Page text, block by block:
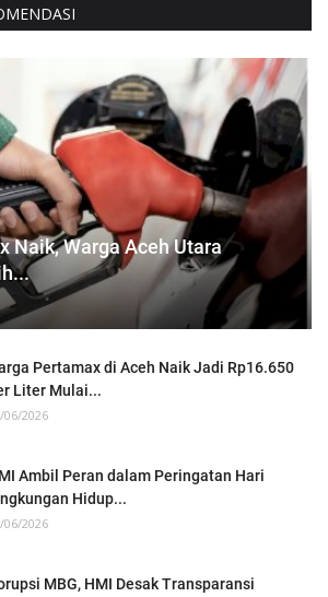
Naik, Warga Aceh Utara
Pertamax di Aceh Naik Jadi Rp16.650
Liter Mulai...
06/2026
Ambil Peran dalam Peringatan Hari
Hidup...
06/2026
MBG, HMI Desak Transparansi